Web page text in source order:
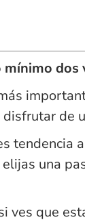
mínimo dos
de
tendencia
una
ves que